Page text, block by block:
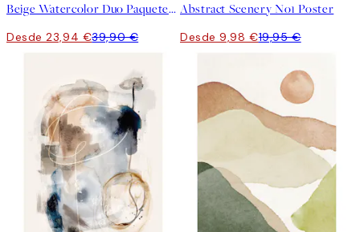
Beige Watercolor Duo Paquetes de pósters
Desde 23,94 €39,90 €
Abstract Scenery No1 Poster
Desde 9,98 €19,95 €